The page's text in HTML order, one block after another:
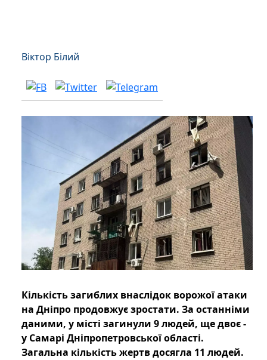
Віктор Білий
Кількість загиблих внаслідок ворожої атаки
на Дніпро продовжує зростати. За останніми
даними, у місті загинули 9 людей, ще двоє -
у Самарі Дніпропетровської області.
Загальна кількість жертв досягла 11 людей.